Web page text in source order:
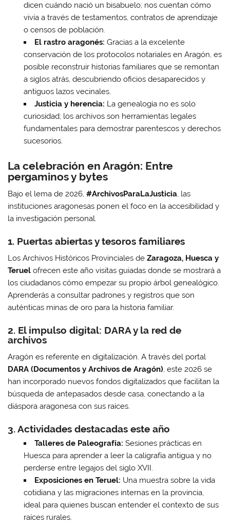
dicen cuándo nació un bisabuelo; nos cuentan cómo
vivía a través de testamentos, contratos de aprendizaje
o censos de población.
El rastro aragonés: Gracias a la excelente
conservación de los protocolos notariales en Aragón, es
posible reconstruir historias familiares que se remontan
a siglos atrás, descubriendo oficios desaparecidos y
antiguos lazos vecinales.
Justicia y herencia: La genealogía no es solo
curiosidad; los archivos son herramientas legales
fundamentales para demostrar parentescos y derechos
sucesorios.
La celebración en Aragón: Entre
pergaminos y bytes
Bajo el lema de 2026,#ArchivosParaLaJusticia, las
instituciones aragonesas ponen el foco en la accesibilidad y
la investigación personal.
1. Puertas abiertas y tesoros familiares
Los Archivos Históricos Provinciales deZaragoza, Huesca y
Teruel ofrecen este año visitas guiadas donde se mostrará a
los ciudadanos cómo empezar su propio árbol genealógico.
Aprenderás a consultar padrones y registros que son
auténticas minas de oro para la historia familiar.
2. El impulso digital: DARA y la red de
archivos
Aragón es referente en digitalización. A través del portal
DARA (Documentos y Archivos de Aragón), este 2026 se
han incorporado nuevos fondos digitalizados que facilitan la
búsqueda de antepasados desde casa, conectando a la
diáspora aragonesa con sus raíces.
3. Actividades destacadas este año
Talleres de Paleografía: Sesiones prácticas en
Huesca para aprender a leer la caligrafía antigua y no
perderse entre legajos del siglo XVII.
Exposiciones en Teruel: Una muestra sobre la vida
cotidiana y las migraciones internas en la provincia,
ideal para quienes buscan entender el contexto de sus
raíces rurales.